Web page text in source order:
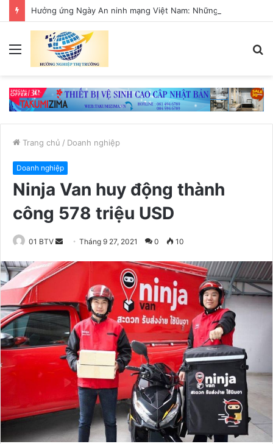
Trang chủ / Doanh nghiệp
Doanh nghiệp
Ninja Van huy động thành
công 578 triệu USD
01 BTV
n
a
n
e
m
a
Tháng 9 27, 2021 0 10